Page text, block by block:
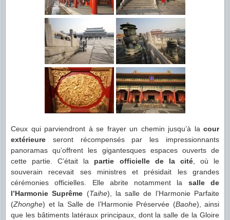
Ceux qui parviendront à se frayer un chemin jusqu’à la cour
extérieure seront récompensés par les impressionnants
panoramas qu’offrent les gigantesques espaces ouverts de
cette partie. C’était la partie officielle de la cité, où le
souverain recevait ses ministres et présidait les grandes
cérémonies officielles. Elle abrite notamment la salle de
l’Harmonie Suprême (Taihe), la salle de l’Harmonie Parfaite
(Zhonghe) et la Salle de l’Harmonie Préservée (Baohe), ainsi
que les bâtiments latéraux principaux, dont la salle de la Gloire